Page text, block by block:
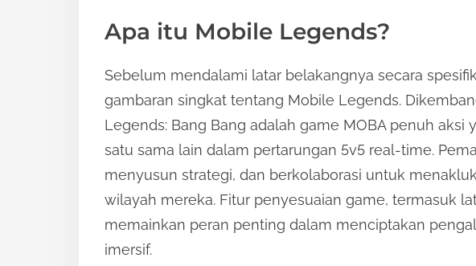
t
Apa itu Mobile Legends?
Sebelum mendalami latar belakangnya secara
gambaran singkat tentang Mobile Legends.
Legends: Bang Bang adalah game MOBA penuh
satu sama lain dalam pertarungan 5v5 real-time.
menyusun strategi, dan berkolaborasi untuk
wilayah mereka. Fitur penyesuaian game, termasuk
memainkan peran penting dalam menciptakan
imersif.